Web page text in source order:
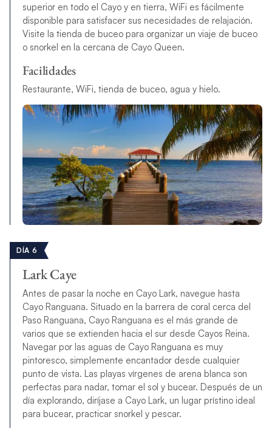
superior en todo el Cayo y en tierra, WiFi es fácilmente
disponible para satisfacer sus necesidades de relajación.
Visite la tienda de buceo para organizar un viaje de buceo
o snorkel en la cercana de Cayo Queen.
Facilidades
Restaurante, WiFi, tienda de buceo, agua y hielo.
DÍA 6
Lark Caye
Antes de pasar la noche en Cayo Lark, navegue hasta
Cayo Ranguana. Situado en la barrera de coral cerca del
Paso Ranguana, Cayo Ranguana es el más grande de
varios que se extienden hacia el sur desde Cayos Reina.
Navegar por las aguas de Cayo Ranguana es muy
pintoresco, simplemente encantador desde cualquier
punto de vista. Las playas vírgenes de arena blanca son
perfectas para nadar, tomar el sol y bucear. Después de un
día explorando, diríjase a Cayo Lark, un lugar prístino ideal
para bucear, practicar snorkel y pescar.